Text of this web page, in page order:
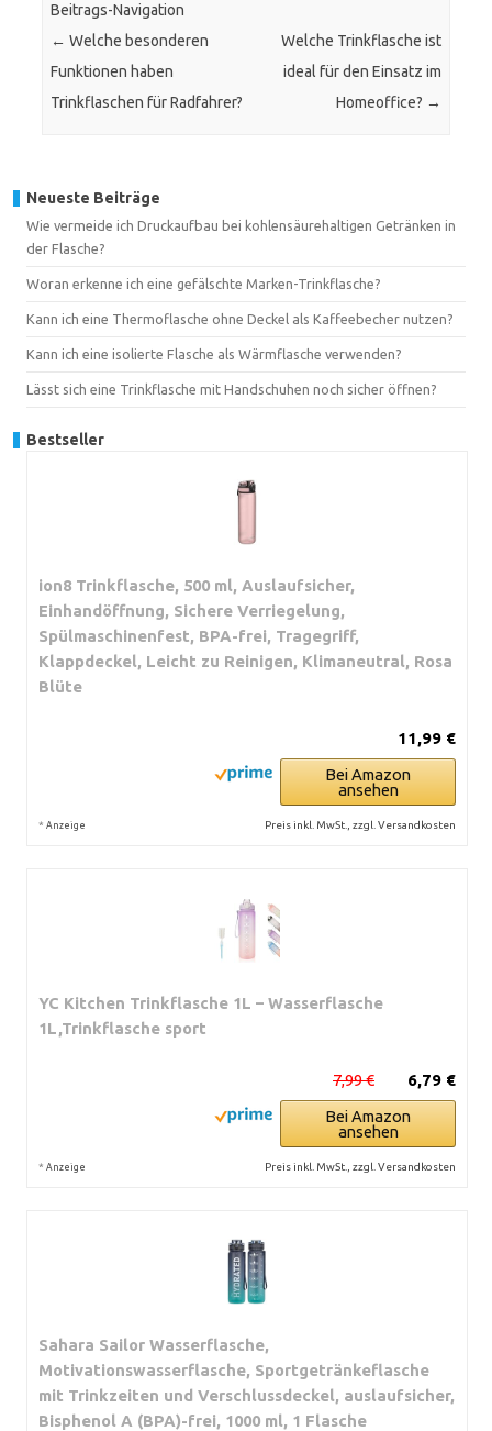
Beitrags-Navigation
← Welche besonderen
Funktionen haben
Trinkflaschen für Radfahrer?
Welche Trinkflasche ist
ideal für den Einsatz im
Homeoffice? →
Neueste Beiträge
Wie vermeide ich Druckaufbau bei kohlensäurehaltigen Getränken in
der Flasche?
Woran erkenne ich eine gefälschte Marken-Trinkflasche?
Kann ich eine Thermoflasche ohne Deckel als Kaffeebecher nutzen?
Kann ich eine isolierte Flasche als Wärmflasche verwenden?
Lässt sich eine Trinkflasche mit Handschuhen noch sicher öffnen?
Bestseller
ion8 Trinkflasche, 500 ml, Auslaufsicher,
Einhandöffnung, Sichere Verriegelung,
Spülmaschinenfest, BPA-frei, Tragegriff,
Klappdeckel, Leicht zu Reinigen, Klimaneutral, Rosa
Blüte
11,99 €
Bei Amazon
ansehen
* Anzeige Preis inkl. MwSt., zzgl. Versandkosten
YC Kitchen Trinkflasche 1L – Wasserflasche
1L,Trinkflasche sport
6,79 €
7,99 €
Bei Amazon
ansehen
* Anzeige Preis inkl. MwSt., zzgl. Versandkosten
Sahara Sailor Wasserflasche,
Motivationswasserflasche, Sportgetränkeflasche
mit Trinkzeiten und Verschlussdeckel, auslaufsicher,
Bisphenol A (BPA)-frei, 1000 ml, 1 Flasche